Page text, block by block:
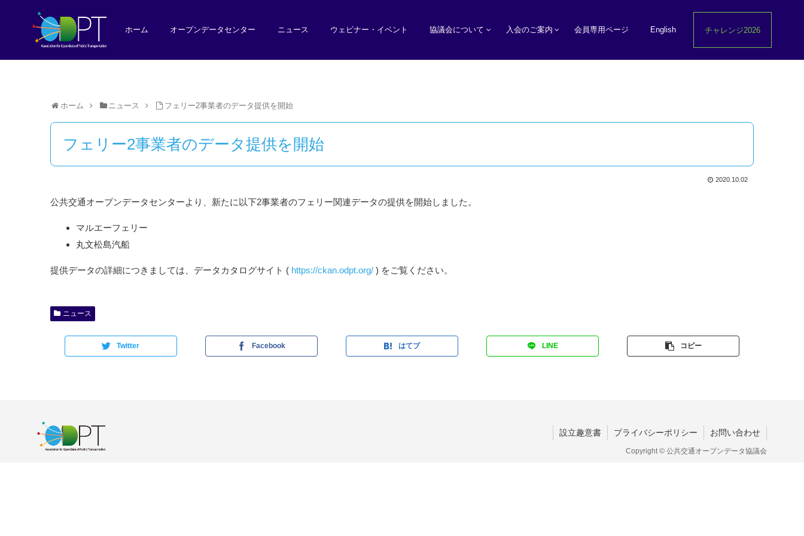
ホーム オープンデータセンター ニュース ウェビナー・イベント 協議会について 入会のご案内 会員専用ページ English チャレンジ2026
ホーム ニュース フェリー2事業者のデータ提供を開始
フェリー2事業者のデータ提供を開始
2020.10.02
公共交通オープンデータセンターより、新たに以下2事業者のフェリー関連データの提供を開始しました。
マルエーフェリー
丸文松島汽船
提供データの詳細につきましては、データカタログサイト ( https://ckan.odpt.org/ ) をご覧ください。
ニュース
Twitter Facebook はてブ LINE コピー
設立趣意書 プライバシーポリシー お問い合わせ
Copyright © 公共交通オープンデータ協議会